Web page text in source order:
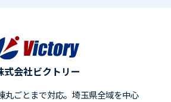
式会社ビクトリー
丸ごとまで対応。埼玉県全域を中心